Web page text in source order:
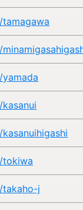
tokiwa
takaho-j